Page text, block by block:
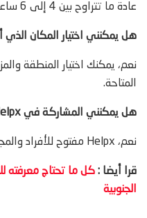
عادة ما تتراوح بين 4 إلى 6 ساعات يوميًا.
هل يمكنني اختيار المكان الذي
نعم، يمكنك اختيار المنطقة
المتاحة.
هل يمكنني المشاركة في Helpx إذا كنت وحدي؟
نعم، Helpx مفتوح للأفراد والمجموعات على حد سواء.
قرا أيضا : كل ما تحتاج معرفته
الجنوبية